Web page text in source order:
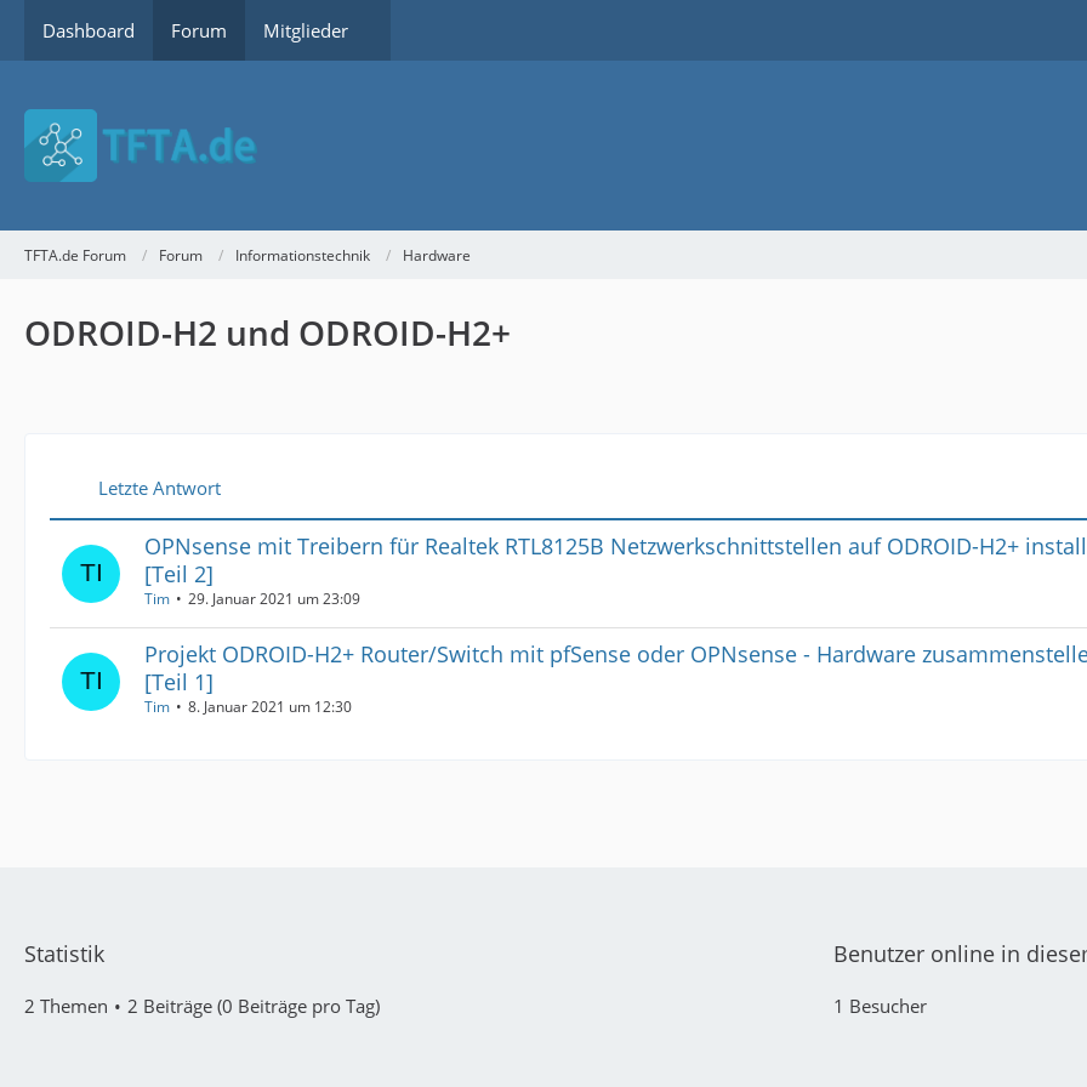
Dashboard Forum Mitglieder
TFTA.de Forum Forum Informationstechnik Hardware
ODROID-H2 und ODROID-H2+
Letzte Antwort
OPNsense mit Treibern für Realtek RTL8125B Netzwerkschnittstellen auf ODROID-H2+
[Teil 2]
Tim 29. Januar 2021 um 23:09
Projekt ODROID-H2+ Router/Switch mit pfSense oder OPNsense - Hardware
[Teil 1]
Tim 8. Januar 2021 um 12:30
Statistik
2 Themen 2 Beiträge (0 Beiträge pro Tag)
Benutzer online in
1 Besucher